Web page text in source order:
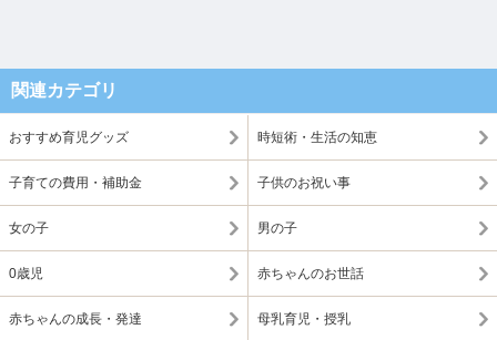
関連カテゴリ
おすすめ育児グッズ 時短術・生活の知恵
子育ての費用・補助金 子供のお祝い事
女の子 男の子
0歳児 赤ちゃんのお世話
赤ちゃんの成長・発達 母乳育児・授乳